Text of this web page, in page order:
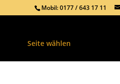
Mobil: 0177 / 643 17 11
Seite wählen